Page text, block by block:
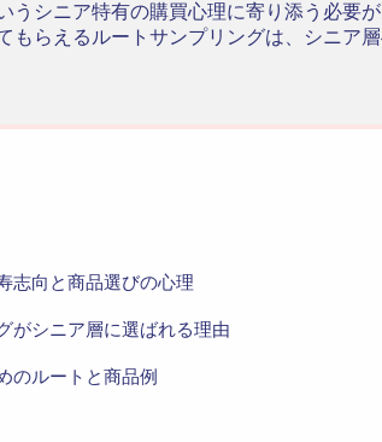
シニア特有の購買心理に寄り添う必要
らえるルートサンプリングは、シニア
志向と商品選びの心理
がシニア層に選ばれる理由
のルートと商品例